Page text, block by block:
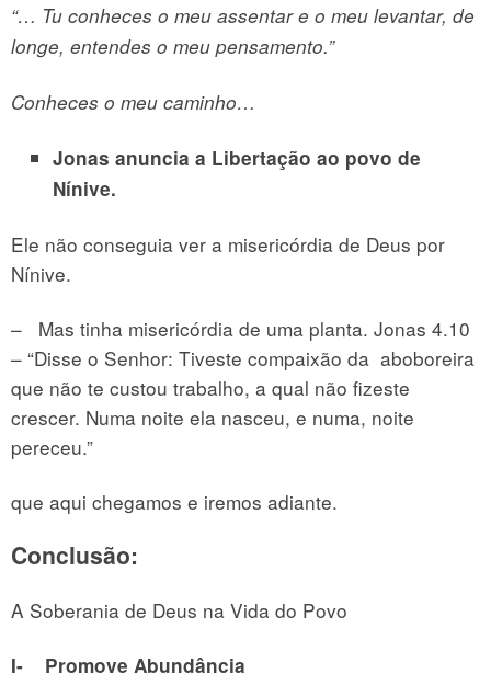
“… Tu conheces o meu assentar e o meu levantar, de
longe, entendes o meu pensamento.”
Conheces o meu caminho…
Jonas anuncia a Libertação ao povo de
Nínive.
Ele não conseguia ver a misericórdia de Deus por
Nínive.
– Mas tinha misericórdia de uma planta. Jonas 4.10
– “Disse o Senhor: Tiveste compaixão da aboboreira
que não te custou trabalho, a qual não fizeste
crescer. Numa noite ela nasceu, e numa, noite
pereceu.”
que aqui chegamos e iremos adiante.
Conclusão:
A Soberania de Deus na Vida do Povo
I- Promove Abundância